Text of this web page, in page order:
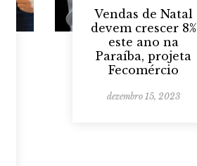
Vendas de Natal
devem crescer 8%
este ano na
Paraíba, projeta
Fecomércio
dezembro 15, 2023